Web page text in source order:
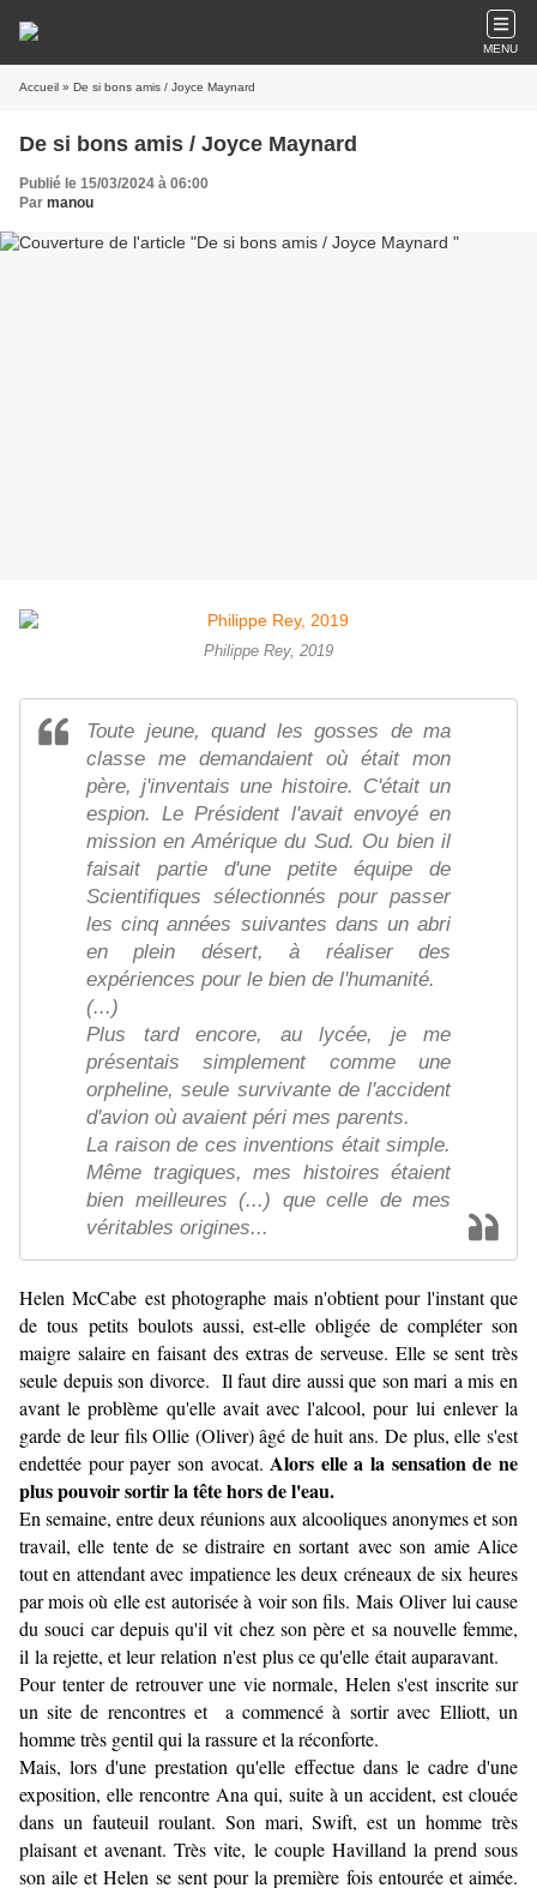
MENU
Accueil » De si bons amis / Joyce Maynard
De si bons amis / Joyce Maynard
Publié le 15/03/2024 à 06:00
Par manou
Philippe Rey, 2019
Toute jeune, quand les gosses de ma
classe me demandaient où était mon
père, j'inventais une histoire. C'était un
espion. Le Président l'avait envoyé en
mission en Amérique du Sud. Ou bien il
faisait partie d'une petite équipe de
Scientifiques sélectionnés pour passer
les cinq années suivantes dans un abri
en plein désert, à réaliser des
expériences pour le bien de l'humanité.
(...)
Plus tard encore, au lycée, je me
présentais simplement comme une
orpheline, seule survivante de l'accident
d'avion où avaient péri mes parents.
La raison de ces inventions était simple.
Même tragiques, mes histoires étaient
bien meilleures (...) que celle de mes
véritables origines...
Helen McCabe est photographe mais n'obtient pour l'instant que
de tous petits boulots aussi, est-elle obligée de compléter son
maigre salaire en faisant des extras de serveuse. Elle se sent très
seule depuis son divorce. Il faut dire aussi que son mari a mis en
avant le problème qu'elle avait avec l'alcool, pour lui enlever la
garde de leur fils Ollie (Oliver) âgé de huit ans. De plus, elle s'est
endettée pour payer son avocat. Alors elle a la sensation de ne
plus pouvoir sortir la tête hors de l'eau.
En semaine, entre deux réunions aux alcooliques anonymes et son
travail, elle tente de se distraire en sortant avec son amie Alice
tout en attendant avec impatience les deux créneaux de six heures
par mois où elle est autorisée à voir son fils.Mais Oliver lui cause
du souci car depuis qu'il vit chez son père et sa nouvelle femme,
il la rejette, et leur relation n'est plus ce qu'elle était auparavant.
Pour tenter de retrouver une vie normale, Helen s'est inscrite sur
un site de rencontres et a commencé à sortir avec Elliott, un
homme très gentil qui la rassure et la réconforte.
Mais, lors d'une prestation qu'elle effectue dans le cadre d'une
exposition, elle rencontre Ana qui, suite à un accident, est clouée
dans un fauteuil roulant. Son mari, Swift, est un homme très
plaisant et avenant. Très vite, le couple Havilland la prend sous
son aile et Helen se sent pour la première fois entourée et aimée.